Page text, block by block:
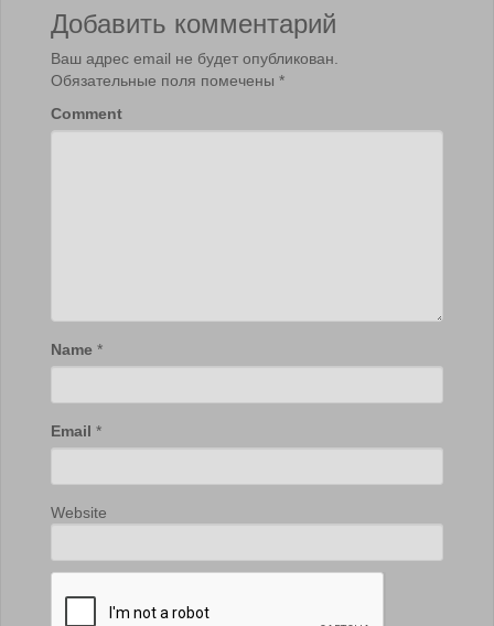
Добавить комментарий
Ваш адрес email не будет опубликован.
Обязательные поля помечены *
Comment
Name *
Email *
Website